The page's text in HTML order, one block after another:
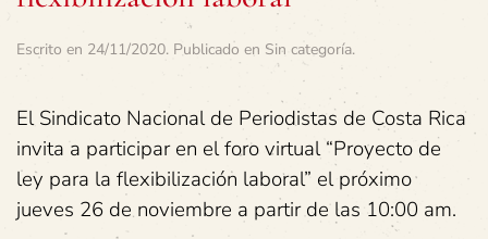
Escrito en 24/11/2020. Publicado en Sin categoría.
El Sindicato Nacional de Periodistas de Costa Rica
invita a participar en el foro virtual “Proyecto de
ley para la flexibilización laboral” el próximo
jueves 26 de noviembre a partir de las 10:00 am.